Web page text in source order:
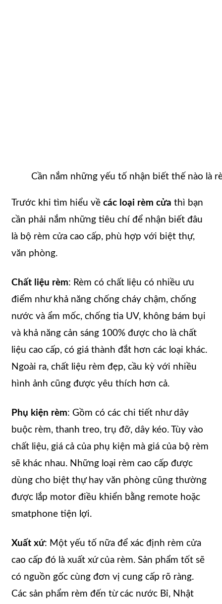
Cần nắm những yếu tố nhận biết thế nào là
Trước khi tìm hiểu về các loại rèm cửa thì bạn
cần phải nắm những tiêu chí để nhận biết đâu
là bộ rèm cửa cao cấp, phù hợp với biệt thự,
văn phòng.
Chất liệu rèm: Rèm có chất liệu có nhiều ưu
điểm như khả năng chống cháy chậm, chống
nước và ẩm mốc, chống tia UV, không bám bụi
và khả năng cản sáng 100% được cho là chất
liệu cao cấp, có giá thành đắt hơn các loại khác.
Ngoài ra, chất liệu rèm đẹp, cầu kỳ với nhiều
hình ảnh cũng được yêu thích hơn cả.
Phụ kiện rèm: Gồm có các chi tiết như dây
buộc rèm, thanh treo, trụ đỡ, dây kéo. Tùy vào
chất liệu, giá cả của phụ kiện mà giá của bộ rèm
sẽ khác nhau. Những loại rèm cao cấp được
dùng cho biệt thự hay văn phòng cũng thường
được lắp motor điều khiển bằng remote hoặc
smatphone tiện lợi.
Xuất xứ: Một yếu tố nữa để xác định rèm cửa
cao cấp đó là xuất xứ của rèm. Sản phẩm tốt sẽ
có nguồn gốc cùng đơn vị cung cấp rõ ràng.
Các sản phẩm rèm đến từ các nước Bỉ, Nhật